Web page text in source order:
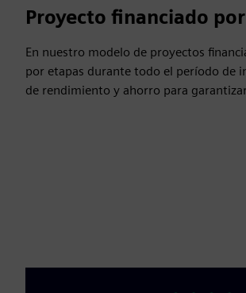
Proyecto financiado
En nuestro modelo de proyectos
por etapas durante todo el período de
de rendimiento y ahorro para